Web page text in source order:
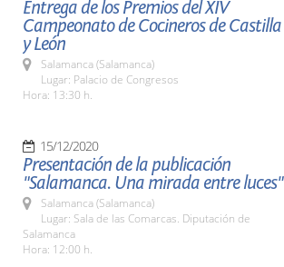
Entrega de los Premios del XIV
Campeonato de Cocineros de Castilla
y León
Salamanca (Salamanca)
Lugar: Palacio de Congresos
Hora: 13:30 h.
15/12/2020
Presentación de la publicación
"Salamanca. Una mirada entre luces"
Salamanca (Salamanca)
Lugar: Sala de las Comarcas. Diputación de
Salamanca
Hora: 12:00 h.